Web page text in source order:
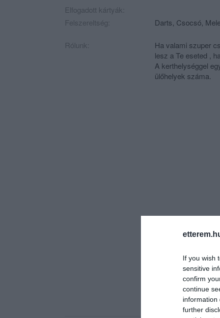
If you wish
sensitive
confirm
continue
information
further
Elfogadott kártyák:
Felszereltség:
Darts, Csocsó,
Rólunk:
Ha valami szuper
lesz a Te eseted ,
A kerthelységgel
ülőhelyek száma.